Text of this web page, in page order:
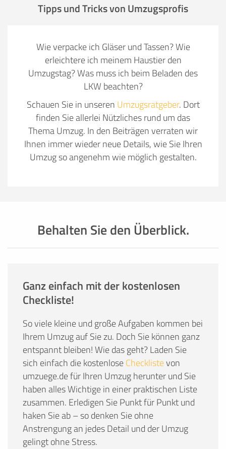
Tipps und Tricks von Umzugsprofis
Wie verpacke ich Gläser und Tassen? Wie
erleichtere ich meinem Haustier den
Umzugstag? Was muss ich beim Beladen des
LKW beachten?
Schauen Sie in unseren Umzugsratgeber. Dort
finden Sie allerlei Nützliches rund um das
Thema Umzug. In den Beiträgen verraten wir
Ihnen immer wieder neue Details, wie Sie Ihren
Umzug so angenehm wie möglich gestalten.
Behalten Sie den Überblick.
Ganz einfach mit der kostenlosen
Checkliste!
So viele kleine und große Aufgaben kommen bei
Ihrem Umzug auf Sie zu. Doch Sie können ganz
entspannt bleiben! Wie das geht? Laden Sie
sich einfach die kostenloseChecklistevon
umzuege.de für Ihren Umzug herunter und Sie
haben alles Wichtige in einer praktischen Liste
zusammen. Erledigen Sie Punkt für Punkt und
haken Sie ab – so denken Sie ohne
Anstrengung an jedes Detail und der Umzug
gelingt ohne Stress.